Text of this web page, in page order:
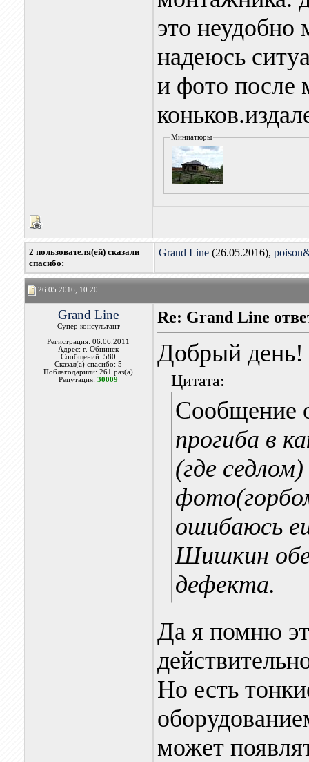
это неудобно
надеюсь
и фото после
Миниатюры
2 пользователя(ей) сказали
cпасибо:
Grand Line(26.05.2016),
26.05.2016, 10:20
Grand Line
Супер консультант
Регистрация: 06.06.2011
Адрес: г. Обнинск
Сообщений: 580
Сказал(а) спасибо: 5
Поблагодарили: 261 раз(а)
Репутация:30009
Re: Grand Line
Добрый день!
Цитата:
Сообщение
прогиба в
(где
ошибаюсь
Шишкин
дефекта.
Да я помню
Но есть
может